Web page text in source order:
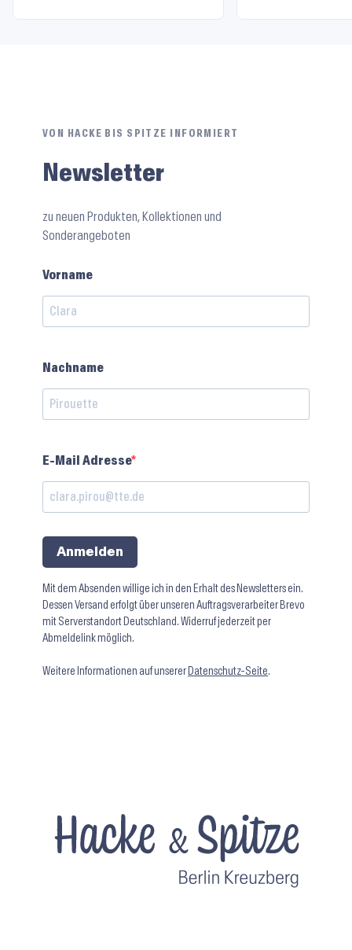
VON HACKE BIS SPITZE INFORMIERT
Newsletter
zu neuen Produkten, Kollektionen und
Sonderangeboten
Vorname
Nachname
E-Mail Adresse
Anmelden
Mit dem Absenden willige ich in den Erhalt des Newsletters ein.
Dessen Versand erfolgt über unseren Auftragsverarbeiter Brevo
mit Serverstandort Deutschland. Widerruf jederzeit per
Abmeldelink möglich.
Weitere Informationen auf unserer Datenschutz-Seite.